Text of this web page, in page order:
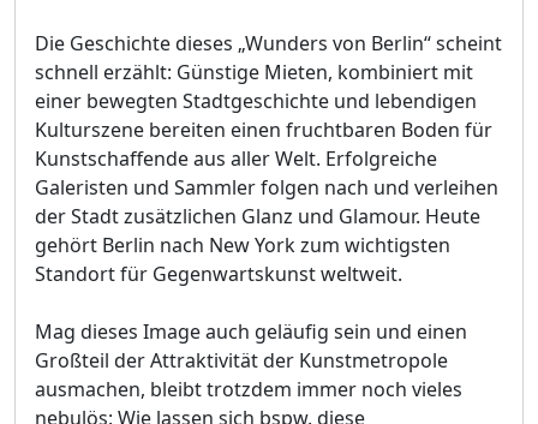
Die Geschichte dieses „Wunders von Berlin“ scheint
schnell erzählt: Günstige Mieten, kombiniert mit
einer bewegten Stadtgeschichte und lebendigen
Kulturszene bereiten einen fruchtbaren Boden für
Kunstschaffende aus aller Welt. Erfolgreiche
Galeristen und Sammler folgen nach und verleihen
der Stadt zusätzlichen Glanz und Glamour. Heute
gehört Berlin nach New York zum wichtigsten
Standort für Gegenwartskunst weltweit.
Mag dieses Image auch geläufig sein und einen
Großteil der Attraktivität der Kunstmetropole
ausmachen, bleibt trotzdem immer noch vieles
nebulös: Wie lassen sich bspw. diese